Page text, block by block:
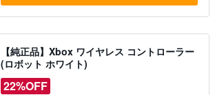
【純正品】Xbox ワイヤレス コントローラー
(ロボット ホワイト)
22%OFF